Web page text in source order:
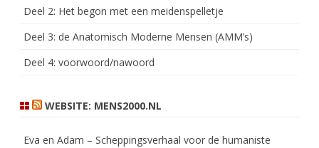
Deel 2: Het begon met een meidenspelletje
Deel 3: de Anatomisch Moderne Mensen (AMM’s)
Deel 4: voorwoord/nawoord
WEBSITE: MENS2000.NL
Eva en Adam – Scheppingsverhaal voor de humaniste